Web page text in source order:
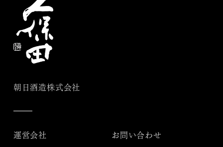
朝日酒造株式会社
運営会社 お問い合わせ